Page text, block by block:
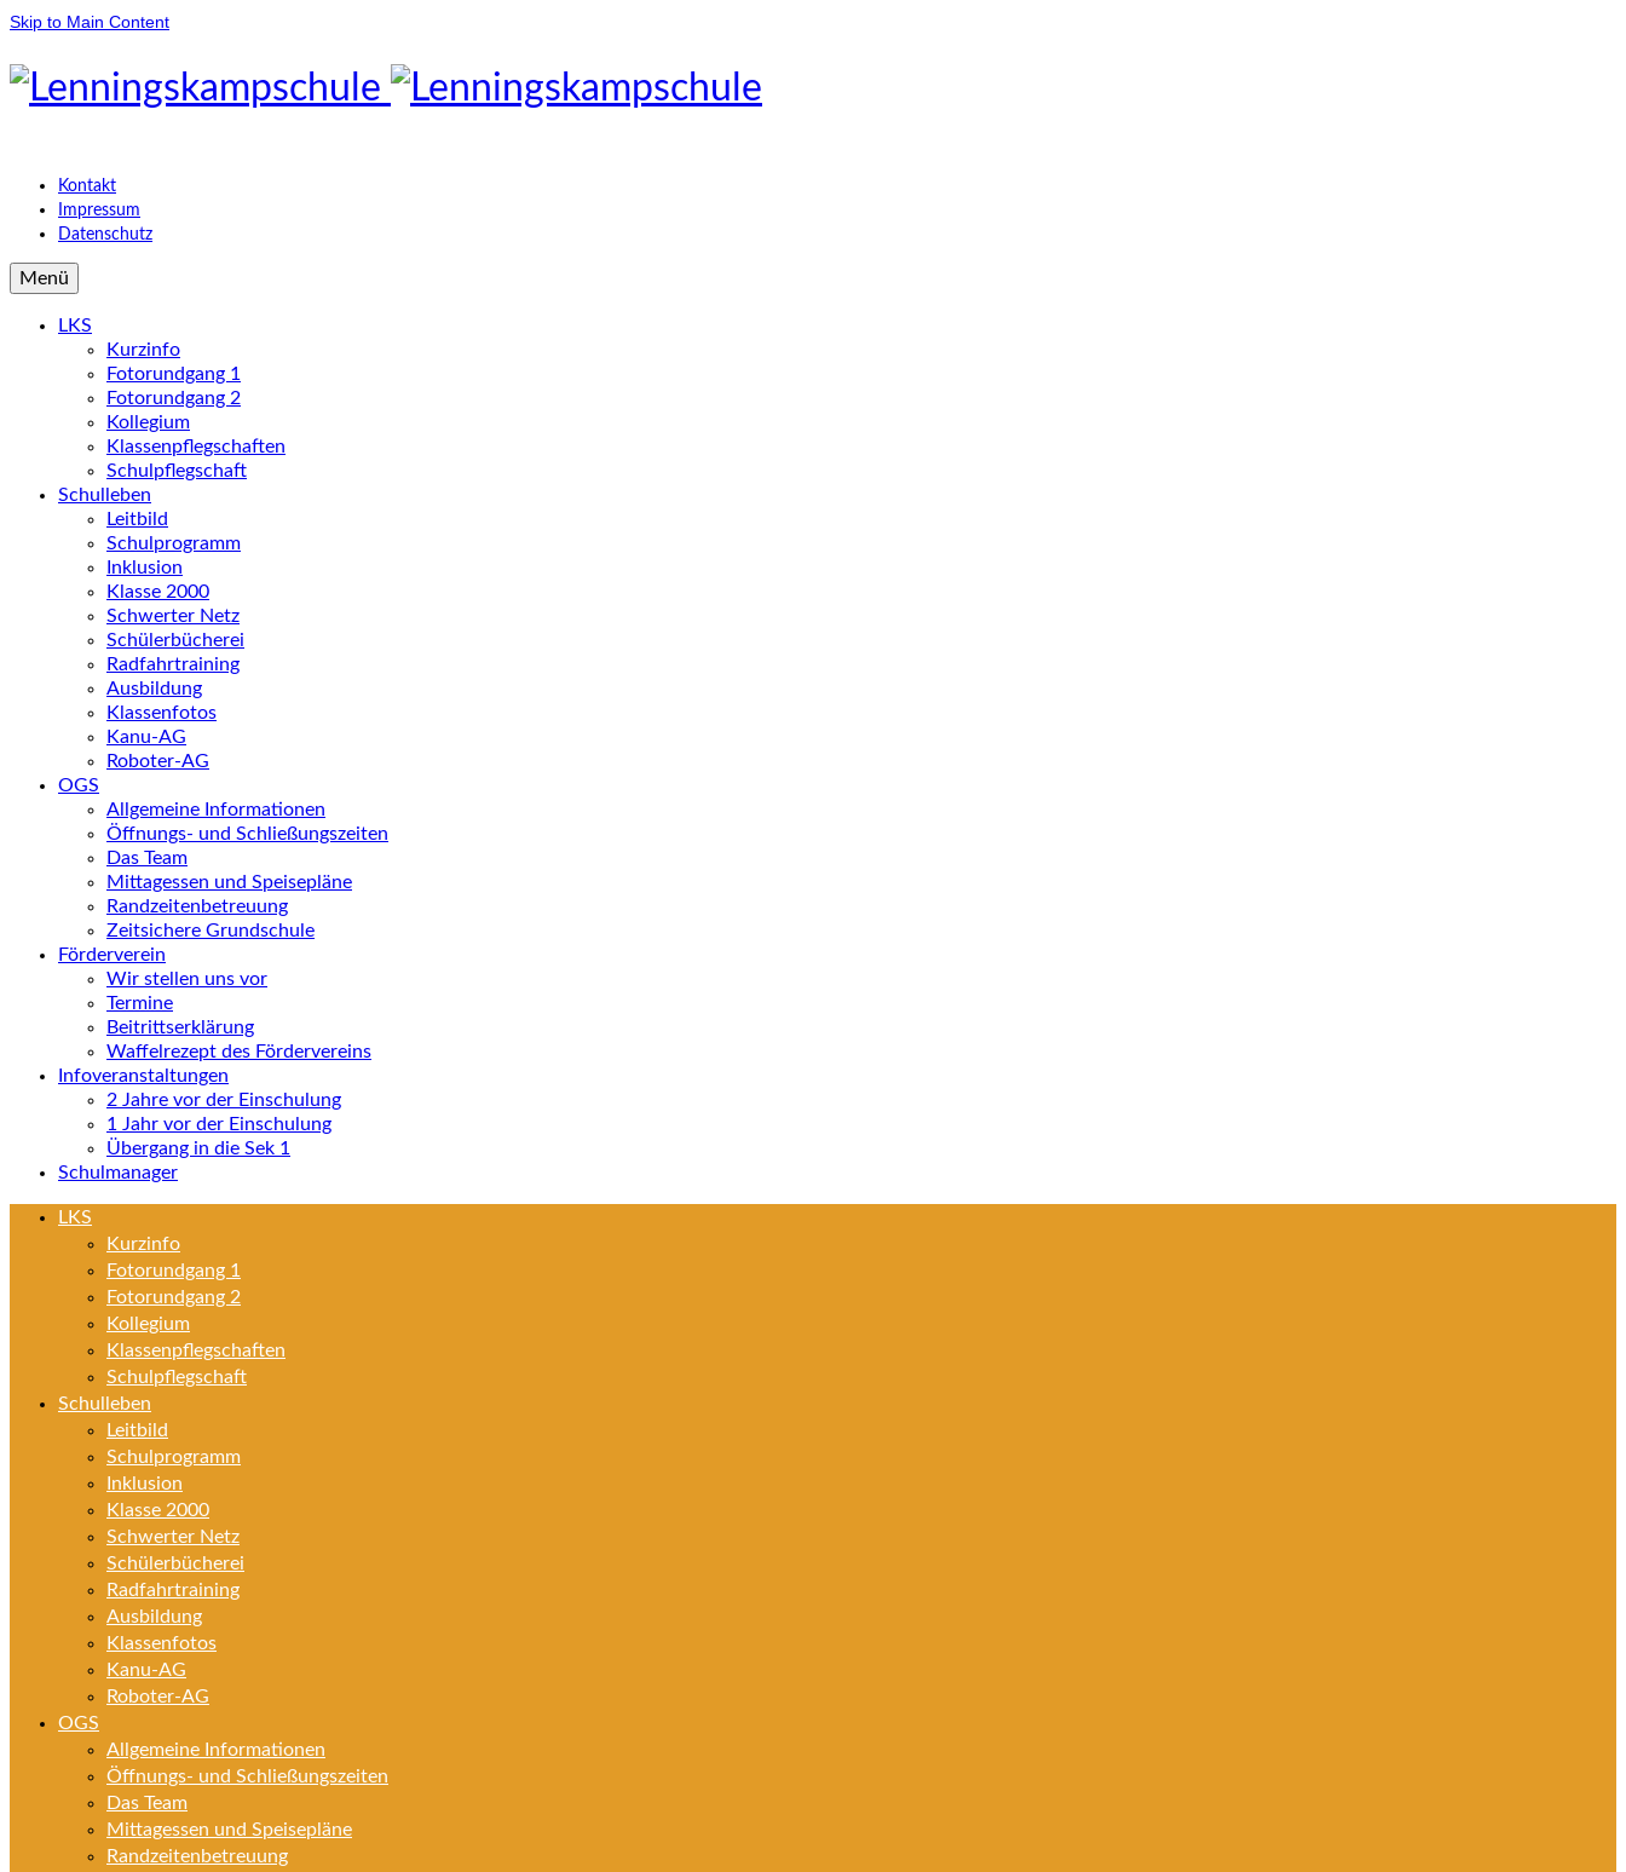
Skip to Main Content
Kontakt
Impressum
Datenschutz
Menü
LKS
Kurzinfo
Fotorundgang 1
Fotorundgang 2
Kollegium
Klassenpflegschaften
Schulpflegschaft
Schulleben
Leitbild
Schulprogramm
Inklusion
Klasse 2000
Schwerter Netz
Schülerbücherei
Radfahrtraining
Ausbildung
Klassenfotos
Kanu-AG
Roboter-AG
OGS
Allgemeine Informationen
Öffnungs- und Schließungszeiten
Das Team
Mittagessen und Speisepläne
Randzeitenbetreuung
Zeitsichere Grundschule
Förderverein
Wir stellen uns vor
Termine
Beitrittserklärung
Waffelrezept des Fördervereins
Infoveranstaltungen
2 Jahre vor der Einschulung
1 Jahr vor der Einschulung
Übergang in die Sek 1
Schulmanager
LKS
Kurzinfo
Fotorundgang 1
Fotorundgang 2
Kollegium
Klassenpflegschaften
Schulpflegschaft
Schulleben
Leitbild
Schulprogramm
Inklusion
Klasse 2000
Schwerter Netz
Schülerbücherei
Radfahrtraining
Ausbildung
Klassenfotos
Kanu-AG
Roboter-AG
OGS
Allgemeine Informationen
Öffnungs- und Schließungszeiten
Das Team
Mittagessen und Speisepläne
Randzeitenbetreuung